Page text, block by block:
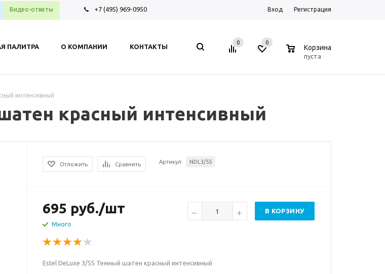
Видео-ответы +7 (495) 969-0950 Вход Регистрация
ПАЛИТРА О КОМПАНИИ КОНТАКТЫ
0 0
Корзина
пуста
интенсивный
красный интенсивный
Отложить Сравнить Артикул NDL3/55
695 руб./шт
Много
В КОРЗИНУ
Estel DeLuxe 3/55 Темный шатен красный интенсивный